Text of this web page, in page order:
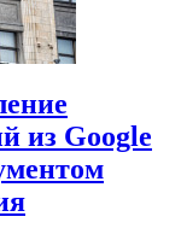
из Google